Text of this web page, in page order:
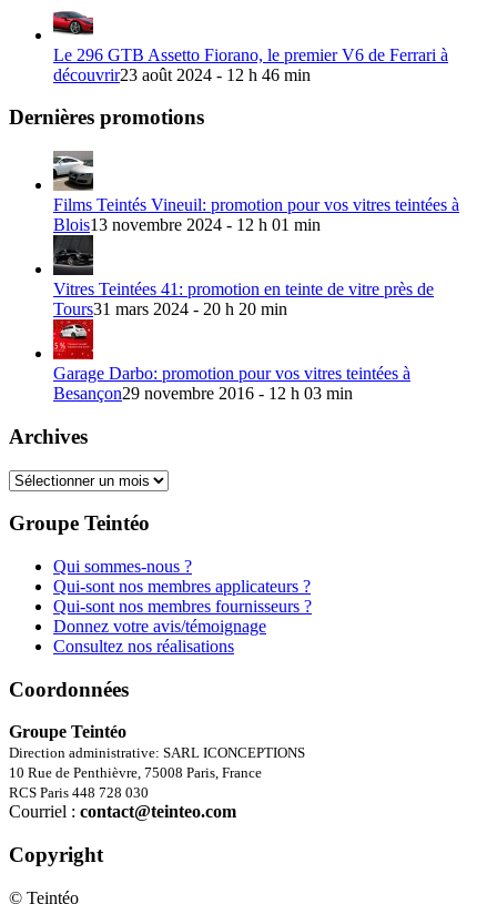
Le 296 GTB Assetto Fiorano, le premier V6 de Ferrari à
découvrir23 août 2024 - 12 h 46 min
Dernières promotions
Films Teintés Vineuil: promotion pour vos vitres teintées à
Blois13 novembre 2024 - 12 h 01 min
Vitres Teintées 41: promotion en teinte de vitre près de
Tours31 mars 2024 - 20 h 20 min
Garage Darbo: promotion pour vos vitres teintées à
Besançon29 novembre 2016 - 12 h 03 min
Archives
Archives
Groupe Teintéo
Qui sommes-nous ?
Qui-sont nos membres applicateurs ?
Qui-sont nos membres fournisseurs ?
Donnez votre avis/témoignage
Consultez nos réalisations
Coordonnées
Groupe Teintéo
Direction administrative: SARL ICONCEPTIONS
10 Rue de Penthièvre, 75008 Paris, France
RCS Paris 448 728 030
Courriel : contact@teinteo.com
Copyright
© Teintéo